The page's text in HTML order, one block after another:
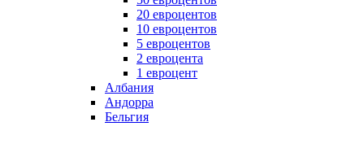
20 евроцентов
10 евроцентов
5 евроцентов
2 евроцента
1 евроцент
Албания
Андорра
Бельгия